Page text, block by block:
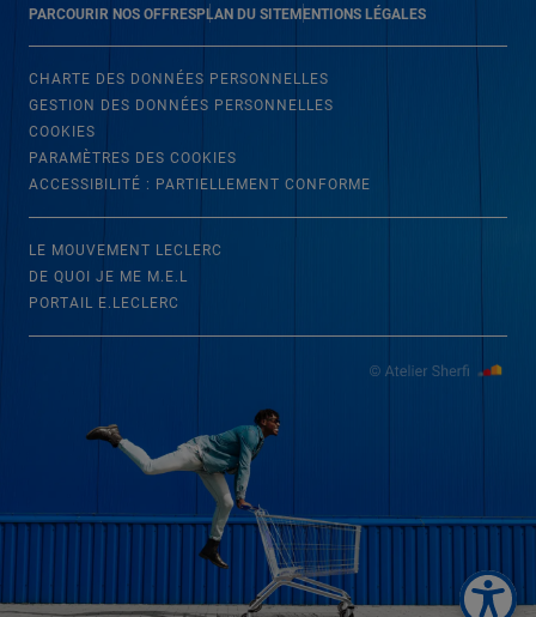
PARCOURIR NOS OFFRESPLAN DU SITEMENTIONS LÉGALES
CHARTE DES DONNÉES PERSONNELLES
GESTION DES DONNÉES PERSONNELLES
COOKIES
PARAMÈTRES DES COOKIES
ACCESSIBILITÉ : PARTIELLEMENT CONFORME
LE MOUVEMENT LECLERC
DE QUOI JE ME M.E.L
PORTAIL E.LECLERC